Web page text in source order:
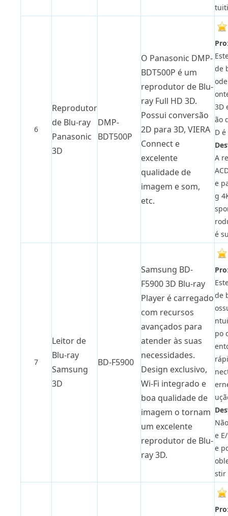
6
Reprodutor
de Blu-ray
Panasonic
3D
DMP-
BDT500P
O Panasonic DMP-
BDT500P é um
reprodutor de Blu-
ray Full HD 3D.
Possui conversão
2D para 3D, VIERA
Connect e
excelente
qualidade de
imagem e som,
etc.
Pro
de
3D
ão
D
A
e
g
é
7
Leitor de
Blu-ray
Samsung
3D
BD-F5900
Samsung BD-
F5900 3D Blu-ray
Player é carregado
com recursos
avançados para
atender às suas
necessidades.
Design exclusivo,
Wi-Fi integrado e
boa qualidade de
imagem o tornam
um excelente
reprodutor de Blu-
ray 3D.
Pro
de
po
e
e
stir
Pro